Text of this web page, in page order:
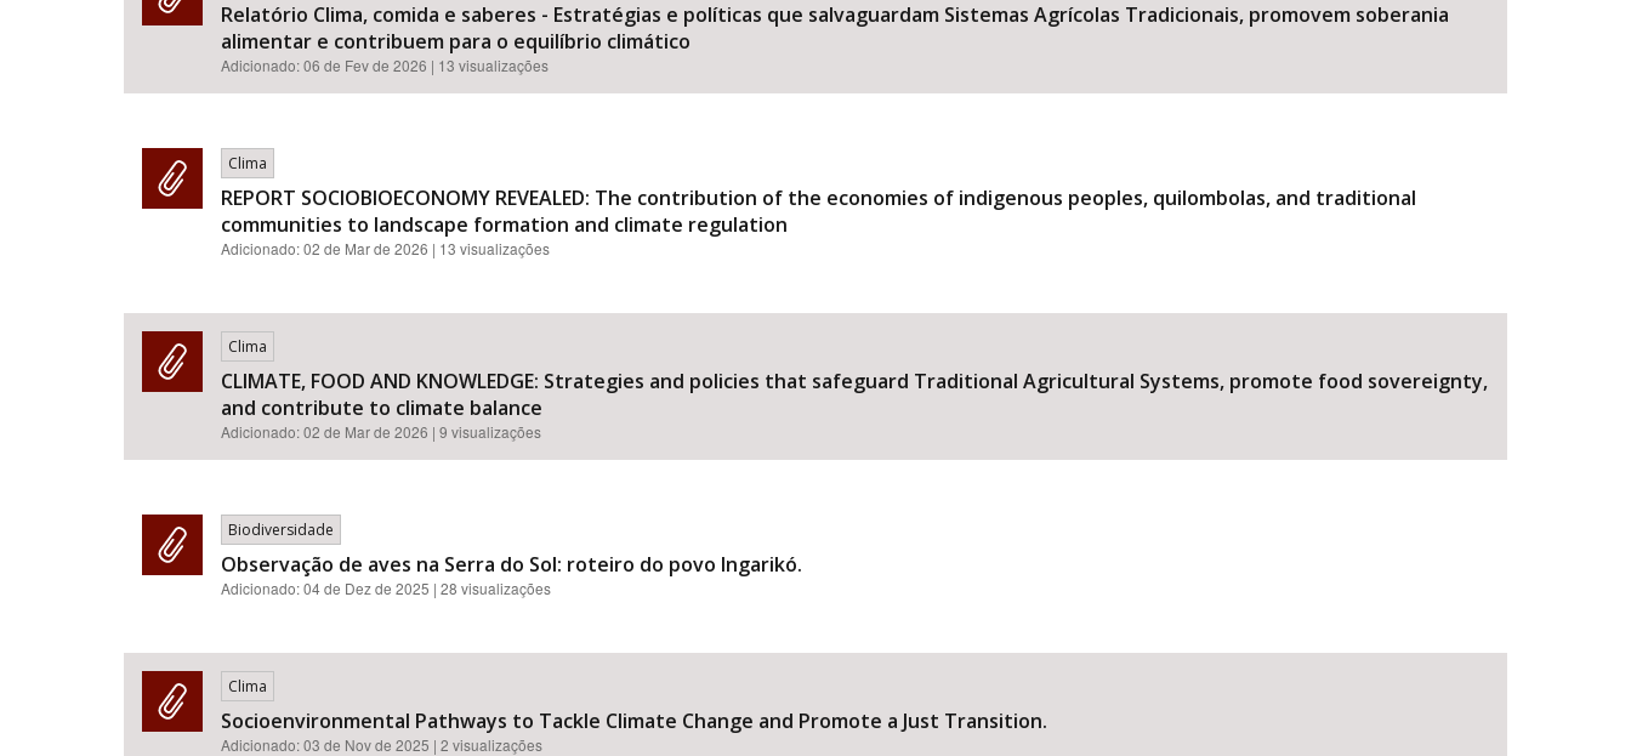
Relatório Clima, comida e saberes - Estratégias e políticas que salvaguardam Sistemas Agrícolas Tradicionais, promovem soberania
alimentar e contribuem para o equilíbrio climático
Adicionado:06 de Fev de 2026 | 13 visualizações
Clima
REPORT SOCIOBIOECONOMY REVEALED: The contribution of the economies of indigenous peoples, quilombolas, and traditional
communities to landscape formation and climate regulation
Adicionado:02 de Mar de 2026 | 13 visualizações
Clima
CLIMATE, FOOD AND KNOWLEDGE: Strategies and policies that safeguard Traditional Agricultural Systems, promote food sovereignty,
and contribute to climate balance
Adicionado:02 de Mar de 2026 | 9 visualizações
Biodiversidade
Observação de aves na Serra do Sol: roteiro do povo Ingarikó.
Adicionado:04 de Dez de 2025 | 28 visualizações
Clima
Socioenvironmental Pathways to Tackle Climate Change and Promote a Just Transition.
Adicionado:03 de Nov de 2025 | 2 visualizações